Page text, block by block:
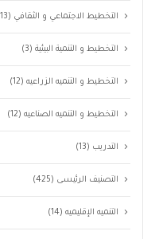
التخطيط الاجتماعي و الثقافي (13)
التخطيط و التنمية البيئية(3)
التخطيط و التنميه الزراعيه(12)
التخطيط و التنميه الصناعيه(12)
التدريب (13)
التصنيف الرئيسى (425)
التنميه الإقليميه(14)